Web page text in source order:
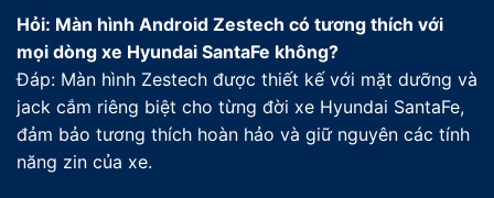
Hỏi: Màn hình Android Zestech có tương thích với
mọi dòng xe Hyundai SantaFe không?
Đáp: Màn hình Zestech được thiết kế với mặt dưỡng và
jack cắm riêng biệt cho từng đời xe Hyundai SantaFe,
đảm bảo tương thích hoàn hảo và giữ nguyên các tính
năng zin của xe.